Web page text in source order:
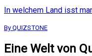
In welchem Land isst
By QUIZSTONE
Eine Welt von